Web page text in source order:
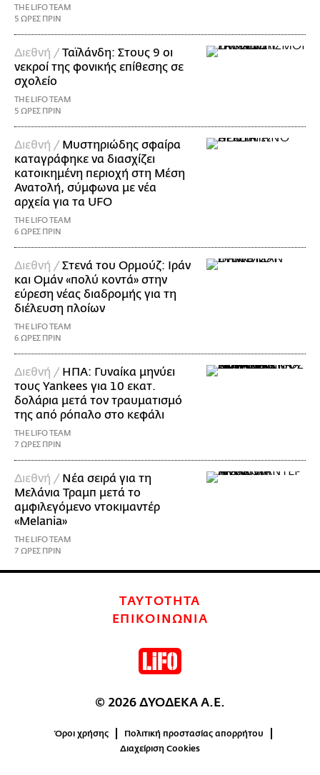
THE LIFO TEAM
5 ΩΡΕΣ ΠΡΙΝ
Διεθνή / Ταϊλάνδη: Στους 9 οι
νεκροί της φονικής επίθεσης σε
σχολείο
THE LIFO TEAM
5 ΩΡΕΣ ΠΡΙΝ
Διεθνή / Μυστηριώδης σφαίρα
καταγράφηκε να διασχίζει
κατοικημένη περιοχή στη Μέση
Ανατολή, σύμφωνα με νέα
αρχεία για τα UFO
THE LIFO TEAM
6 ΩΡΕΣ ΠΡΙΝ
Διεθνή / Στενά του Ορμούζ: Ιράν
και Ομάν «πολύ κοντά» στην
εύρεση νέας διαδρομής για τη
διέλευση πλοίων
THE LIFO TEAM
6 ΩΡΕΣ ΠΡΙΝ
Διεθνή / ΗΠΑ: Γυναίκα μηνύει
τους Yankees για 10 εκατ.
δολάρια μετά τον τραυματισμό
της από ρόπαλο στο κεφάλι
THE LIFO TEAM
7 ΩΡΕΣ ΠΡΙΝ
Διεθνή / Νέα σειρά για τη
Μελάνια Τραμπ μετά το
αμφιλεγόμενο ντοκιμαντέρ
«Melania»
THE LIFO TEAM
7 ΩΡΕΣ ΠΡΙΝ
ΤΑΥΤΟΤΗΤΑ
ΕΠΙΚΟΙΝΩΝΙΑ
© 2026 ΔΥΟΔΕΚΑ Α.Ε.
Όροι χρήσης
Πολιτική προστασίας απορρήτου
Διαχείριση Cookies